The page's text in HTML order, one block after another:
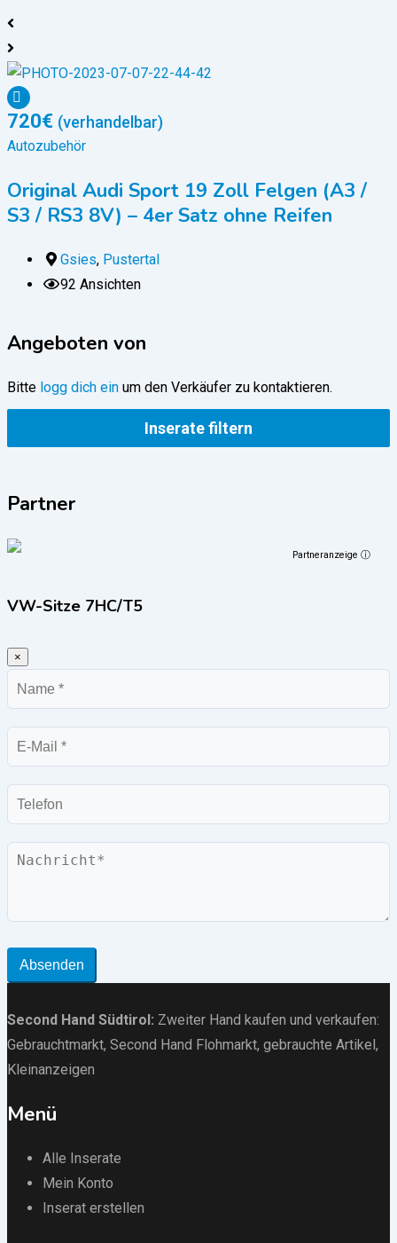
720€ (verhandelbar)
Autozubehör
Original Audi Sport 19 Zoll Felgen (A3 /
S3 / RS3 8V) – 4er Satz ohne Reifen
Gsies, Pustertal
92 Ansichten
Angeboten von
Bitte logg dich ein um den Verkäufer zu kontaktieren.
Inserate filtern
Partner
Partneranzeige ⓘ
VW-Sitze 7HC/T5
×
Name
E-
Mail
Telefon
Nachricht
Absenden
Second Hand Südtirol : Zweiter Hand kaufen und verkaufen:
Gebrauchtmarkt, Second Hand Flohmarkt, gebrauchte Artikel ,
Kleinanzeigen
Menü
Alle Inserate
Mein Konto
Inserat erstellen